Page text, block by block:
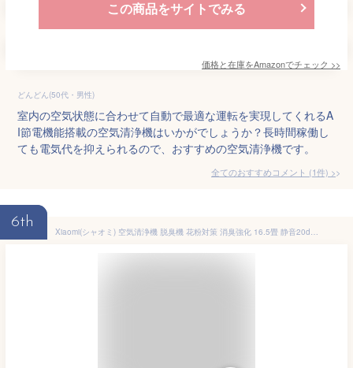
この商品をサイトでみる
価格と在庫をAmazonでチェック >>
どんどん(50代・男性)
室内の空気状態に合わせて自動で最適な運転を実現してくれるA
I節電機能搭載の空気清浄機はいかがでしょうか？長時間稼働し
ても電気代を抑えられるので、おすすめの空気清浄機です。
全てのおすすめコメント (1件) >
6th
Xiaomi(シャオミ) 空気清浄機 脱臭機 花粉対策 消臭強化 16.5畳 静音20dB ペット専用活性炭 ウイルス PM2.5 ホコリ ニオイ カビ フケ 集じん ほこり 省エネ スリープモード 風量の自動調整 音声操作 アプリで遠隔操作 ペット用スマート 空気清浄機